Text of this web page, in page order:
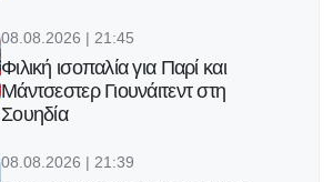
08.08.2026 | 21:45
Φιλική ισοπαλία για Παρί και
Μάντσεστερ Γιουνάιτεντ στη
Σουηδία
08.08.2026 | 21:39